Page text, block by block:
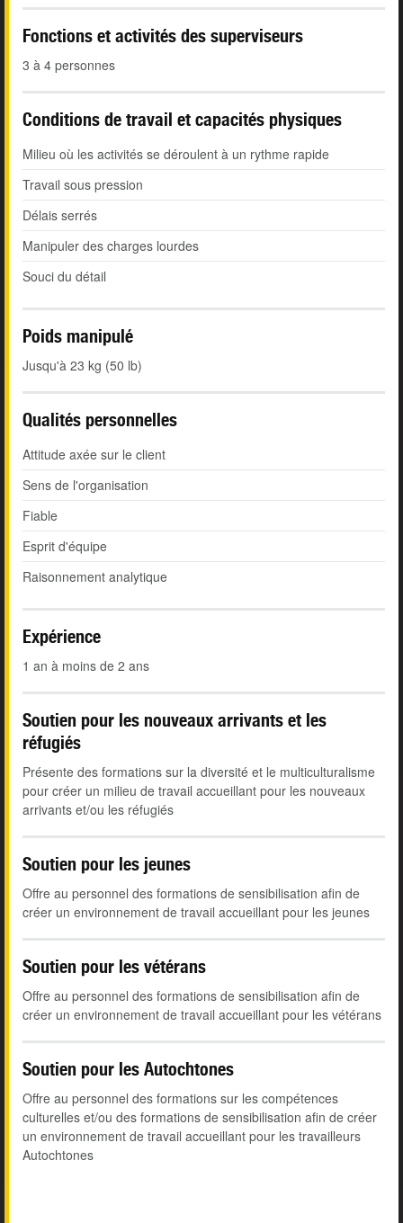
Fonctions et activités des superviseurs
3 à 4 personnes
Conditions de travail et capacités physiques
Milieu où les activités se déroulent à un rythme rapide
Travail sous pression
Délais serrés
Manipuler des charges lourdes
Souci du détail
Poids manipulé
Jusqu'à 23 kg (50 lb)
Qualités personnelles
Attitude axée sur le client
Sens de l'organisation
Fiable
Esprit d'équipe
Raisonnement analytique
Expérience
1 an à moins de 2 ans
Soutien pour les nouveaux arrivants et les
réfugiés
Présente des formations sur la diversité et le multiculturalisme
pour créer un milieu de travail accueillant pour les nouveaux
arrivants et/ou les réfugiés
Soutien pour les jeunes
Offre au personnel des formations de sensibilisation afin de
créer un environnement de travail accueillant pour les jeunes
Soutien pour les vétérans
Offre au personnel des formations de sensibilisation afin de
créer un environnement de travail accueillant pour les vétérans
Soutien pour les Autochtones
Offre au personnel des formations sur les compétences
culturelles et/ou des formations de sensibilisation afin de créer
un environnement de travail accueillant pour les travailleurs
Autochtones